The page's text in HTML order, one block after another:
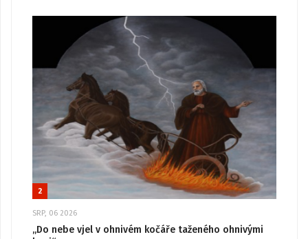
2
SRP, 06 2026
„Do nebe vjel v ohnivém kočáře taženého ohnivými